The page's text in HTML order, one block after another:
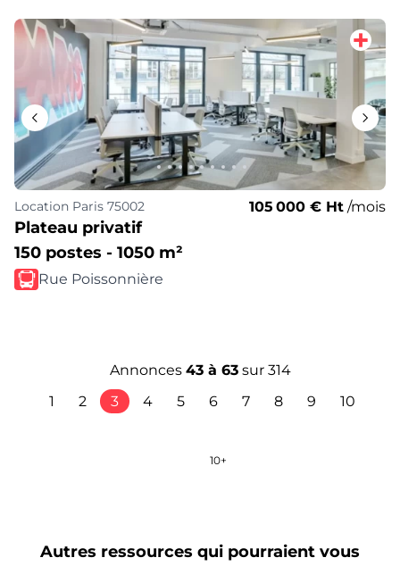
Location Paris 75002 105 000 € Ht /mois
Plateau privatif
150 postes - 1050 m²
Rue Poissonnière
Annonces 43à 63sur 314
1
2 3 4 5 6 7 8 9 10
10+
Autres ressources qui pourraient vous